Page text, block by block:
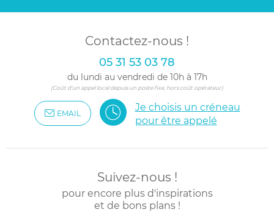
Contactez-nous !
05 31 53 03 78
du lundi au vendredi de 10h à 17h
(Coût d'un appel local depuis un poste fixe, hors coût opérateur)
EMAIL
Je choisis un créneau
pour être appelé
Suivez-nous !
pour encore plus d'inspirations
et de bons plans !